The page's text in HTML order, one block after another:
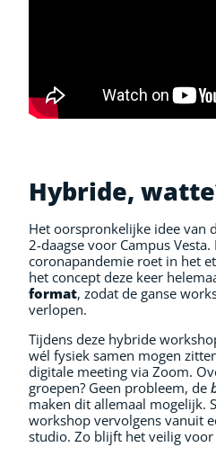
Hybride,
Het oorspronkelijke idee van
2-daagse voor Campus
coronapandemie roet in het
het concept deze keer
format, zodat de ganse
verlopen.
Tijdens deze hybride
wél fysiek samen mogen
digitale meeting via Zoom.
groepen? Geen probleem, de
maken dit allemaal mogelijk.
workshop vervolgens vanuit
studio. Zo blijft het veilig voor